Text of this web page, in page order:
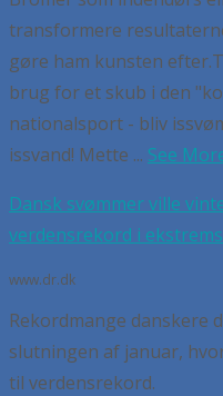
transformere
gøre ham kunsten efter.
brug for et skub i den
nationalsport - bliv
issvand! Mette ... See
Dansk svømmer ville
verdensrekord i
www.dr.dk
Rekordmange danskere
slutningen af januar,
til verdensrekord.